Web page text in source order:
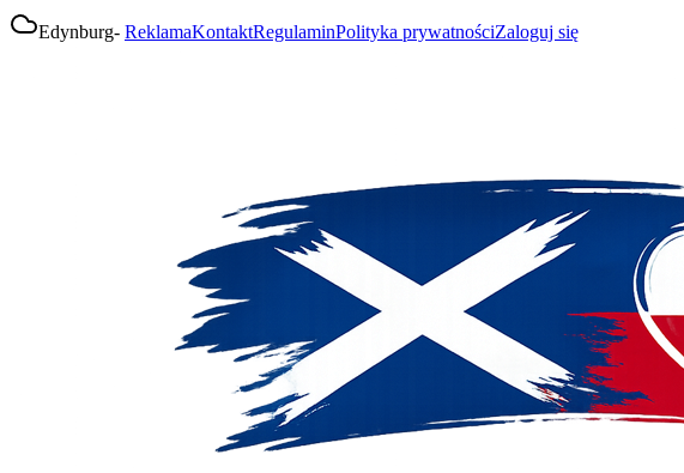
Edynburg- ReklamaKontaktRegulaminPolityka prywatnościZaloguj się